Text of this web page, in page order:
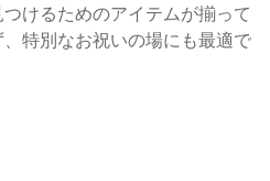
けるためのアイテムが揃って
特別なお祝いの場にも最適で